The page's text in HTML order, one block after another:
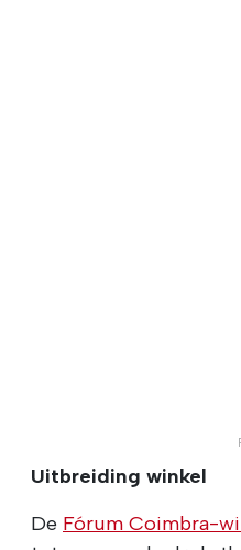
Uitbreiding winkel
De Fórum Coimbra-